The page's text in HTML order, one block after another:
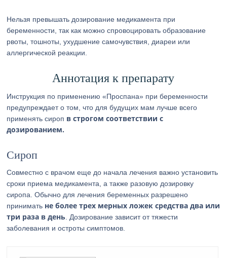
Нельзя превышать дозирование медикамента при
беременности, так как можно спровоцировать образование
рвоты, тошноты, ухудшение самочувствия, диареи или
аллергической реакции.
Аннотация к препарату
Инструкция по применению «Проспана» при беременности
предупреждает о том, что для будущих мам лучше всего
применять сироп в строгом соответствии с
дозированием.
Сироп
Совместно с врачом еще до начала лечения важно установить
сроки приема медикамента, а также разовую дозировку
сиропа. Обычно для лечения беременных разрешено
принимать не более трех мерных ложек средства два или
три раза в день . Дозирование зависит от тяжести
заболевания и остроты симптомов.